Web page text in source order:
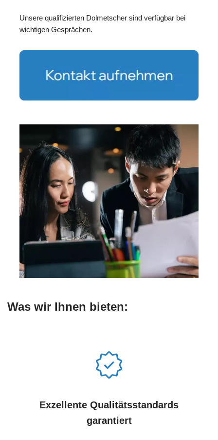
Unsere qualifizierten Dolmetscher sind verfügbar bei
wichtigen Gesprächen.
Was wir Ihnen bieten:
Exzellente Qualitätsstandards
garantiert